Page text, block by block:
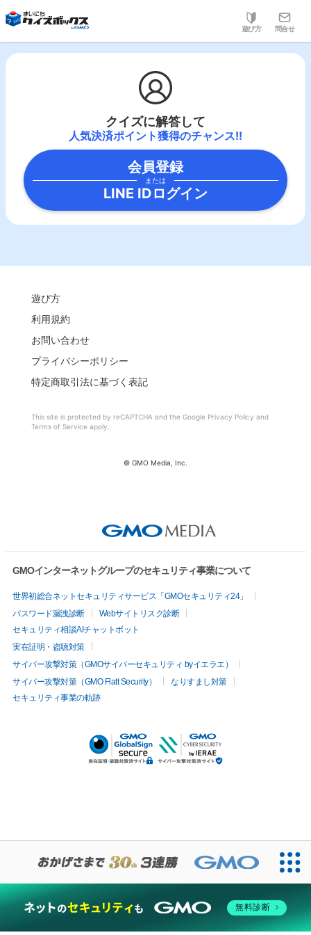
遊び方 問合せ
クイズに解答して
人気決済ポイント獲得のチャンス!!
会員登録
または
LINE IDログイン
遊び方
利用規約
お問い合わせ
プライバシーポリシー
特定商取引法に基づく表記
This site is protected by reCAPTCHA and the Google Privacy Policy and
Terms of Service apply.
©︎ GMO Media, Inc.
GMOインターネットグループのセキュリティ事業について
世界初総合ネットセキュリティサービス「GMOセキュリティ24」
パスワード漏洩診断
Webサイトリスク診断
セキュリティ相談AIチャットボット
実在証明・盗聴対策
サイバー攻撃対策（GMOサイバーセキュリティ byイエラエ）
サイバー攻撃対策（GMO Flatt Security）
なりすまし対策
セキュリティ事業の軌跡
無料診断